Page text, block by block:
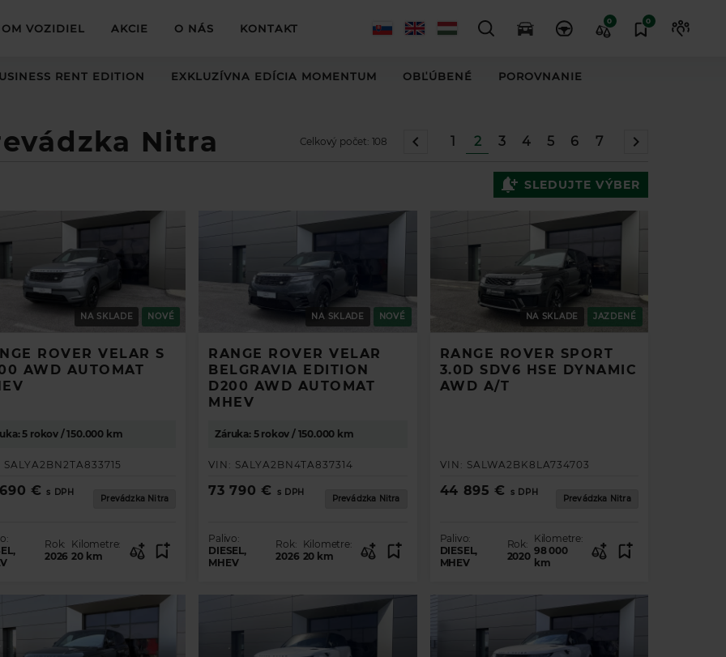
RENT EDITION EXKLUZÍVNA EDÍCIA MOMENTUM OBĽÚBENÉ POROVNANIE
VOZIDIEL AKCIE O NÁS KONTAKT
0 0
Nitra 1 2 3 4 5 6 7
Celkový počet: 108
SLEDUJTE VÝBER
NA SKLADE NOVÉ
ROVER VELAR S
AWD AUTOMAT
5 rokov / 150.000 km
SALYA2BN2TA833715
€ s DPH
Prevádzka Nitra
Rok:
2026
Kilometre:
20 km
NA SKLADE NOVÉ
RANGE ROVER VELAR
BELGRAVIA EDITION
D200 AWD AUTOMAT
MHEV
Záruka: 5 rokov / 150.000 km
VIN: SALYA2BN4TA837314
73 790 € s DPH
Prevádzka Nitra
Palivo:
DIESEL,
MHEV
Rok:
2026
Kilometre:
20 km
NA SKLADE JAZDENÉ
RANGE ROVER SPORT
3.0D SDV6 HSE DYNAMIC
AWD A/T
VIN: SALWA2BK8LA734703
44 895 € s DPH
Prevádzka Nitra
Palivo:
DIESEL,
MHEV
Rok:
2020
Kilometre:
98 000
km